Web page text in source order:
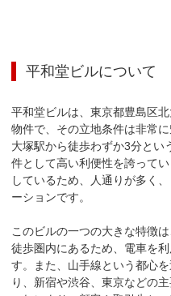
平和堂ビルについて
平和堂ビルは、東京都豊島区
物件で、その立地条件は非常
大塚駅から徒歩わずか3分とい
件として高い利便性を誇って
しているため、人通りが多く
ーションです。
このビルの一つの大きな特徴
徒歩圏内にあるため、電車を
す。また、山手線という都心
り、新宿や渋谷、東京などの